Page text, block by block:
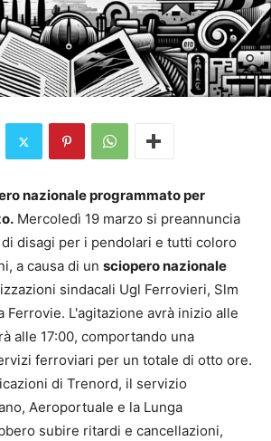
nazionale programmato per
Mercoledì 19 marzo si preannuncia
disagi per i pendolari e tutti coloro
a causa di un sciopero nazionale
sindacali Ugl Ferrovieri, Slm
Ferrovie. L'agitazione avrà inizio alle
alle 17:00, comportando una
ferroviari per un totale di otto ore.
di Trenord, il servizio
Aeroportuale e la Lunga
subire ritardi e cancellazioni,